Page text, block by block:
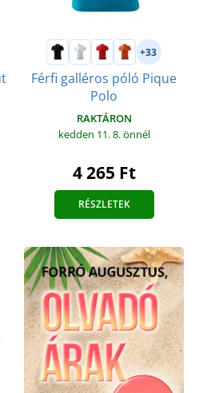
+33
Férfi galléros póló Pique
Polo
RAKTÁRON
kedden 11. 8.önnél
4 265 Ft
RÉSZLETEK